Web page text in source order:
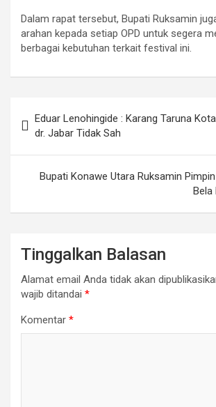
Dalam rapat tersebut, Bupati Ruksamin
arahan kepada setiap OPD untuk segera
berbagai kebutuhan terkait festival ini.
pos
Eduar Lenohingide : Karang Taruna
dr. Jabar Tidak Sah
Bupati Konawe Utara Ruksamin
Bela
Tinggalkan Balasan
Alamat email Anda tidak akan
wajib ditandai *
Komentar *